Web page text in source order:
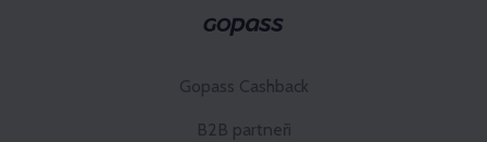
Gopass Cashback
B2B partneři